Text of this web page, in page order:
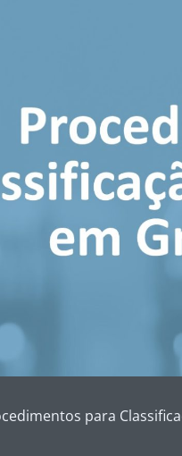
para